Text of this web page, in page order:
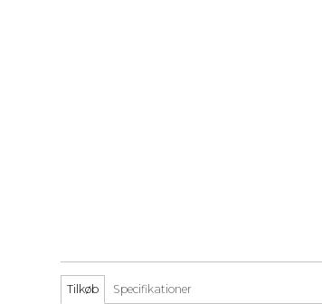
Tilkøb Specifikationer